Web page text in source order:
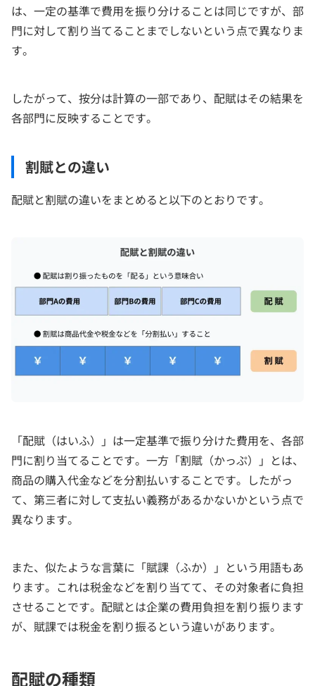
は、一定の基準で費用を振り分けることは同じですが、部
門に対して割り当てることまでしないという点で異なりま
す。
したがって、按分は計算の一部であり、配賦はその結果を
各部門に反映することです。
割賦との違い
配賦と割賦の違いをまとめると以下のとおりです。
「配賦（はいふ）」は一定基準で振り分けた費用を、各部
門に割り当てることです。一方「割賦（かっぷ）」とは、
商品の購入代金などを分割払いすることです。したがっ
て、第三者に対して支払い義務があるかないかという点で
異なります。
また、似たような言葉に「賦課（ふか）」という用語もあ
ります。これは税金などを割り当てて、その対象者に負担
させることです。配賦とは企業の費用負担を割り振ります
が、賦課では税金を割り振るという違いがあります。
配賦の種類